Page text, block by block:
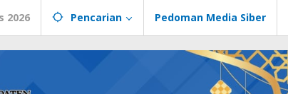
2026 Pencarian Pedoman Media Siber